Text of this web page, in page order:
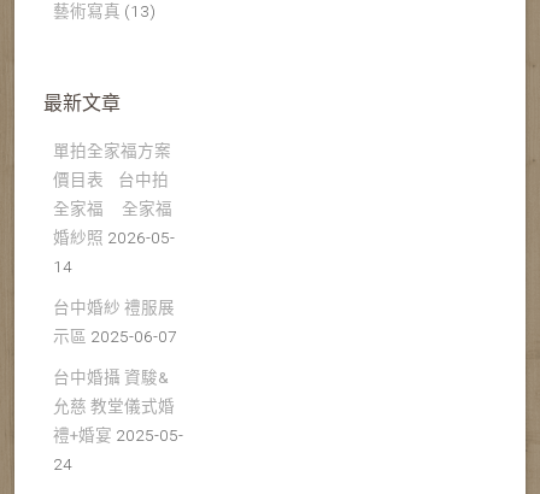
藝術寫真 (13)
最新文章
單拍全家福方案
價目表 台中拍
全家福 全家福
婚紗照 2026-05-
14
台中婚紗 禮服展
示區 2025-06-07
台中婚攝 資駿&
允慈 教堂儀式婚
禮+婚宴 2025-05-
24